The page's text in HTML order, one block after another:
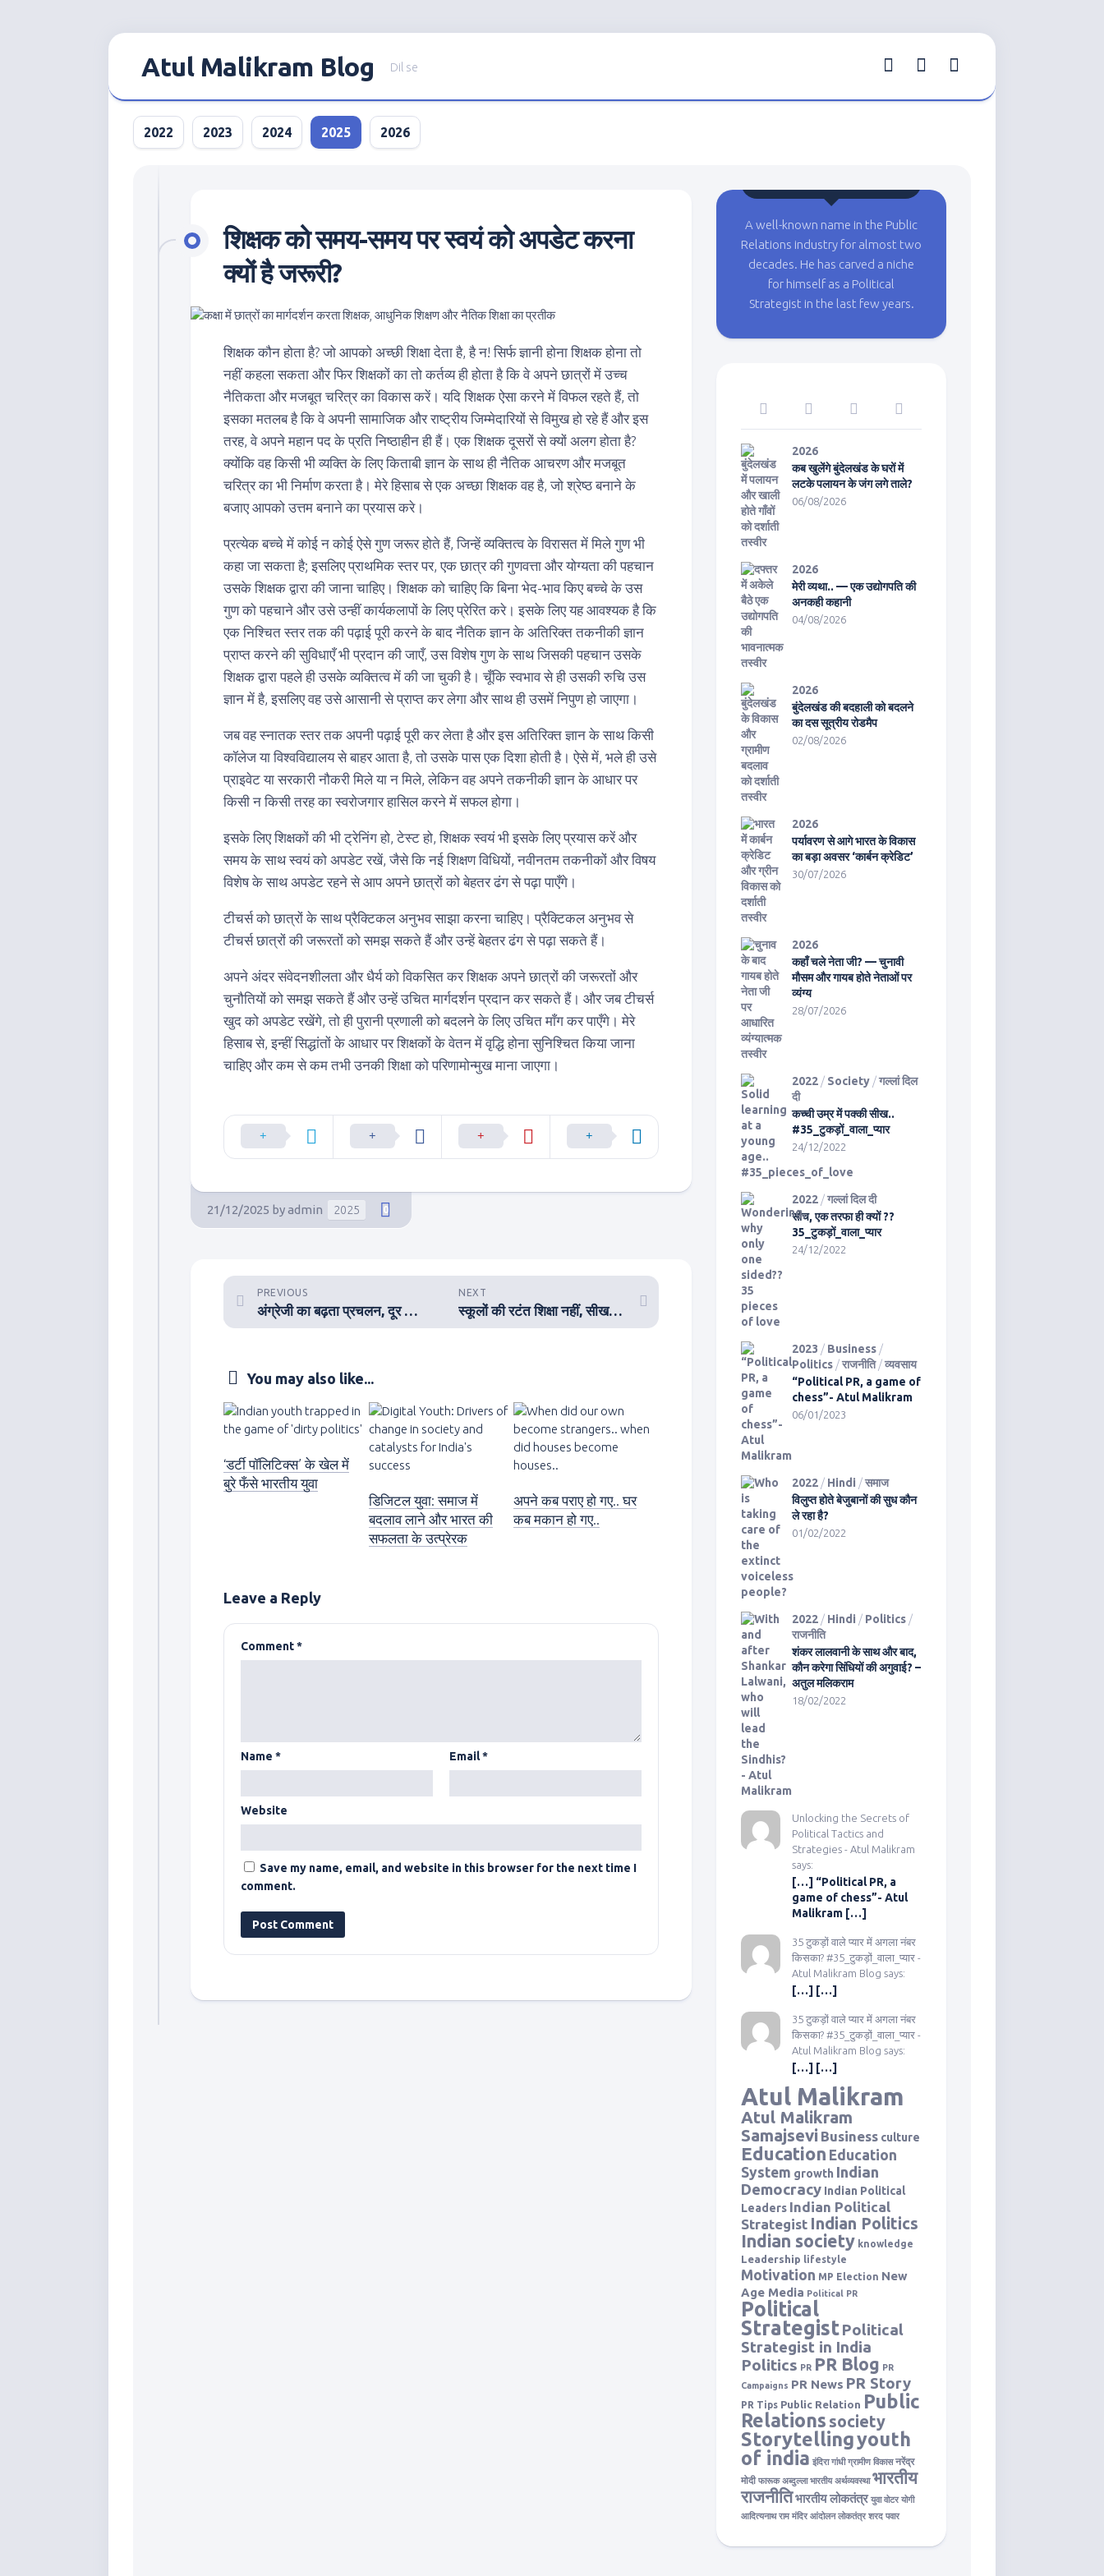
Atul Malikram Blog Dil se
2022 2023 2024 2025 2026
शिक्षक को समय-समय पर स्वयं को अपडेट करना
क्यों है जरूरी?
शिक्षक कौन होता है? जो आपको अच्छी शिक्षा देता है, है न! सिर्फ ज्ञानी होना शिक्षक होना तो
नहीं कहला सकता और फिर शिक्षकों का तो कर्तव्य ही होता है कि वे अपने छात्रों में उच्च
नैतिकता और मजबूत चरित्र का विकास करें। यदि शिक्षक ऐसा करने में विफल रहते हैं, तो
इसका मतलब है कि वे अपनी सामाजिक और राष्ट्रीय जिम्मेदारियों से विमुख हो रहे हैं और इस
तरह, वे अपने महान पद के प्रति निष्ठाहीन ही हैं। एक शिक्षक दूसरों से क्यों अलग होता है?
क्योंकि वह किसी भी व्यक्ति के लिए किताबी ज्ञान के साथ ही नैतिक आचरण और मजबूत
चरित्र का भी निर्माण करता है। मेरे हिसाब से एक अच्छा शिक्षक वह है, जो श्रेष्ठ बनाने के
बजाए आपको उत्तम बनाने का प्रयास करे।
प्रत्येक बच्चे में कोई न कोई ऐसे गुण जरूर होते हैं, जिन्हें व्यक्तित्व के विरासत में मिले गुण भी
कहा जा सकता है; इसलिए प्राथमिक स्तर पर, एक छात्र की गुणवत्ता और योग्यता की पहचान
उसके शिक्षक द्वारा की जाना चाहिए। शिक्षक को चाहिए कि बिना भेद-भाव किए बच्चे के उस
गुण को पहचाने और उसे उन्हीं कार्यकलापों के लिए प्रेरित करे। इसके लिए यह आवश्यक है कि
एक निश्चित स्तर तक की पढ़ाई पूरी करने के बाद नैतिक ज्ञान के अतिरिक्त तकनीकी ज्ञान
प्राप्त करने की सुविधाएँ भी प्रदान की जाएँ, उस विशेष गुण के साथ जिसकी पहचान उसके
शिक्षक द्वारा पहले ही उसके व्यक्तित्व में की जा चुकी है। चूँकि स्वभाव से ही उसकी रुचि उस
ज्ञान में है, इसलिए वह उसे आसानी से प्राप्त कर लेगा और साथ ही उसमें निपुण हो जाएगा।
जब वह स्नातक स्तर तक अपनी पढ़ाई पूरी कर लेता है और इस अतिरिक्त ज्ञान के साथ किसी
कॉलेज या विश्वविद्यालय से बाहर आता है, तो उसके पास एक दिशा होती है। ऐसे में, भले ही उसे
प्राइवेट या सरकारी नौकरी मिले या न मिले, लेकिन वह अपने तकनीकी ज्ञान के आधार पर
किसी न किसी तरह का स्वरोजगार हासिल करने में सफल होगा।
इसके लिए शिक्षकों की भी ट्रेनिंग हो, टेस्ट हो, शिक्षक स्वयं भी इसके लिए प्रयास करें और
समय के साथ स्वयं को अपडेट रखें, जैसे कि नई शिक्षण विधियों, नवीनतम तकनीकों और विषय
विशेष के साथ अपडेट रहने से आप अपने छात्रों को बेहतर ढंग से पढ़ा पाएँगे।
टीचर्स को छात्रों के साथ प्रैक्टिकल अनुभव साझा करना चाहिए। प्रैक्टिकल अनुभव से
टीचर्स छात्रों की जरूरतों को समझ सकते हैं और उन्हें बेहतर ढंग से पढ़ा सकते हैं।
अपने अंदर संवेदनशीलता और धैर्य को विकसित कर शिक्षक अपने छात्रों की जरूरतों और
चुनौतियों को समझ सकते हैं और उन्हें उचित मार्गदर्शन प्रदान कर सकते हैं। और जब टीचर्स
खुद को अपडेट रखेंगे, तो ही पुरानी प्रणाली को बदलने के लिए उचित माँग कर पाएँगे। मेरे
हिसाब से, इन्हीं सिद्धांतों के आधार पर शिक्षकों के वेतन में वृद्धि होना सुनिश्चित किया जाना
चाहिए और कम से कम तभी उनकी शिक्षा को परिणामोन्मुख माना जाएगा।
21/12/2025 byadmin 2025 0
NEXT
स्कूलों की रटंत शिक्षा नहीं, सीखने वाली शिक्षा है जीवन के लिए जरूरी
PREVIOUS
अंग्रेजी का बढ़ता प्रचलन, दूर कर रहा हमें मातृभाषा से
You may also like...
‘डर्टी पॉलिटिक्स’ के खेल में
बुरे फँसे भारतीय युवा
डिजिटल युवा: समाज में
बदलाव लाने और भारत की
सफलता के उत्प्रेरक
अपने कब पराए हो गए.. घर
कब मकान हो गए..
Leave a Reply
Comment*
Name * Email*
Website
Save my name, email, and website in this browser for the next time I
comment.
A well-known name in the Public
Relations industry for almost two
decades. He has carved a niche
for himself as a Political
Strategist in the last few years.
2026
कब खुलेंगे बुंदेलखंड के घरों में
लटके पलायन के जंग लगे ताले?
06/08/2026
2026
मेरी व्यथा.. — एक उद्योगपति की
अनकही कहानी
04/08/2026
2026
बुंदेलखंड की बदहाली को बदलने
का दस सूत्रीय रोडमैप
02/08/2026
2026
पर्यावरण से आगे भारत के विकास
का बड़ा अवसर ‘कार्बन क्रेडिट’
30/07/2026
2026
कहाँ चले नेता जी? — चुनावी
मौसम और गायब होते नेताओं पर
व्यंग्य
28/07/2026
2022 / Society /गल्लां दिल
दी
कच्ची उम्र में पक्की सीख..
#35_टुकड़ों_वाला_प्यार
24/12/2022
2022 /गल्लां दिल दी
सोच, एक तरफा ही क्यों ??
35_टुकड़ों_वाला_प्यार
24/12/2022
2023 / Business /
Politics /राजनीति/व्यवसाय
“Political PR, a game of
chess”- Atul Malikram
06/01/2023
2022 / Hindi /समाज
विलुप्त होते बेजुबानों की सुध कौन
ले रहा है?
01/02/2022
2022 / Hindi / Politics /
राजनीति
शंकर लालवानी के साथ और बाद,
कौन करेगा सिंधियों की अगुवाई? –
अतुल मलिकराम
18/02/2022
Unlocking the Secrets of
Political Tactics and
Strategies - Atul Malikram
says:
[…] “Political PR, a
game of chess”- Atul
Malikram […]
35 टुकड़ों वाले प्यार में अगला नंबर
किसका? #35_टुकड़ों_वाला_प्यार -
Atul Malikram Blog says:
[…] […]
35 टुकड़ों वाले प्यार में अगला नंबर
किसका? #35_टुकड़ों_वाला_प्यार -
Atul Malikram Blog says:
[…] […]
Atul Malikram
Atul Malikram
Samajsevi Business culture
Education Education
System growth Indian
Democracy Indian Political
Leaders Indian Political
Strategist Indian Politics
Indian society knowledge
Leadership lifestyle
Motivation MP Election New
Age Media Political PR
Political
StrategistPolitical
Strategist in India
Politics PR PR Blog PR
Campaigns PR News PR Story
PR Tips Public Relation Public
Relations society
Storytellingyouth
of india इंदिरा गांधी ग्रामीण विकास नरेंद्र
मोदी फारूक अब्दुल्ला भारतीय अर्थव्यवस्था भारतीय
राजनीतिभारतीय लोकतंत्र युवा वोटर योगी
आदित्यनाथ राम मंदिर आंदोलन लोकतंत्र शरद पवार